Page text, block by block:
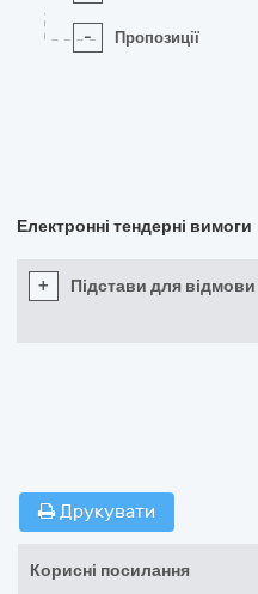
- Пропозиції
Електронні тендерні вимоги
+ Підстави для відмови
Друкувати
Корисні посилання